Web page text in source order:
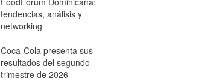
tendencias, análisis y
networking
Coca-Cola presenta sus
resultados del segundo
trimestre de 2026